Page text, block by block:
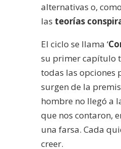
alternativas o,
las teorías
El ciclo se llama ‘
su primer capítulo
todas las opciones
surgen de la
hombre no llegó a
que nos contaron,
una farsa. Cada
creer.